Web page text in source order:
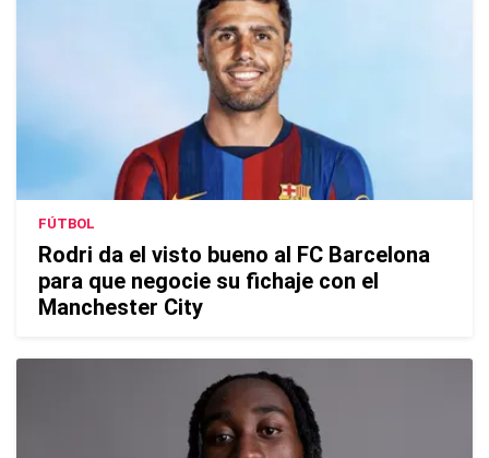
FÚTBOL
Rodri da el visto bueno al FC Barcelona
para que negocie su fichaje con el
Manchester City